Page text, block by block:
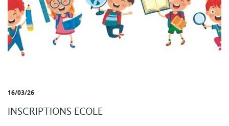
16/03/26
INSCRIPTIONS ECOLE